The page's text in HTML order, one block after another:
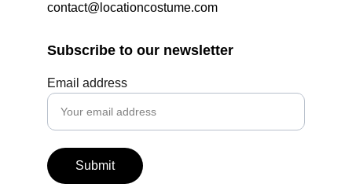
contact@locationcostume.com
Subscribe to our newsletter
Email address
Submit